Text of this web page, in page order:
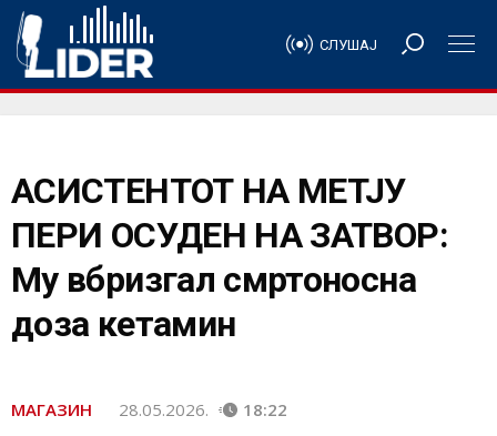
СЛУШАЈ
АСИСТЕНТОТ НА МЕТЈУ
ПЕРИ ОСУДЕН НА ЗАТВОР:
Му вбризгал смртоносна
доза кетамин
МАГАЗИН 28.05.2026. 18:22